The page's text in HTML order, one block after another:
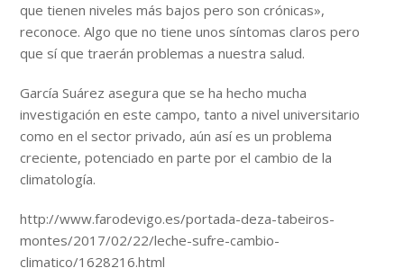
que tienen niveles más bajos pero son crónicas»,
reconoce. Algo que no tiene unos síntomas claros pero
que sí que traerán problemas a nuestra salud.
García Suárez asegura que se ha hecho mucha
investigación en este campo, tanto a nivel universitario
como en el sector privado, aún así es un problema
creciente, potenciado en parte por el cambio de la
climatología.
http://www.farodevigo.es/portada-deza-tabeiros-
montes/2017/02/22/leche-sufre-cambio-
climatico/1628216.html